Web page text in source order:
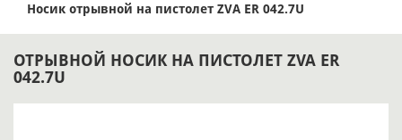
Носик отрывной на пистолет ZVA ER 042.7U
ОТРЫВНОЙ НОСИК НА ПИСТОЛЕТ ZVA ER
042.7U